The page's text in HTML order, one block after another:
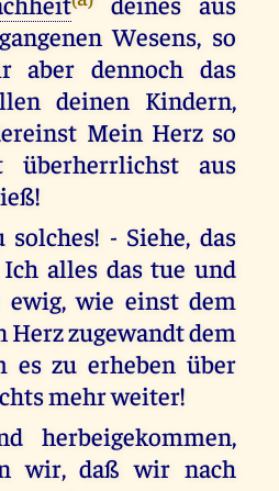
Wesens, so
aber dennoch das
deinen Kindern,
Mein Herz so
überherrlichst aus
solches! - Siehe, das
alles das tue und
wie einst dem
Herz zugewandt dem
es zu erheben über
mehr weiter!
herbeigekommen,
wir, daß wir nach